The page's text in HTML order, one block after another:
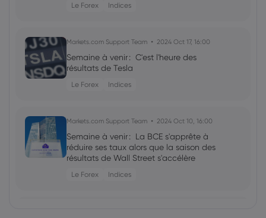
Le Forex Indices
Markets.com Support Team 2024 Oct 17, 16:00
Semaine à venir : C'est l'heure des
résultats de Tesla
Le Forex Indices
Markets.com Support Team 2024 Oct 10, 16:00
Semaine à venir : La BCE s'apprête à
réduire ses taux alors que la saison des
résultats de Wall Street s'accélère
Le Forex Indices